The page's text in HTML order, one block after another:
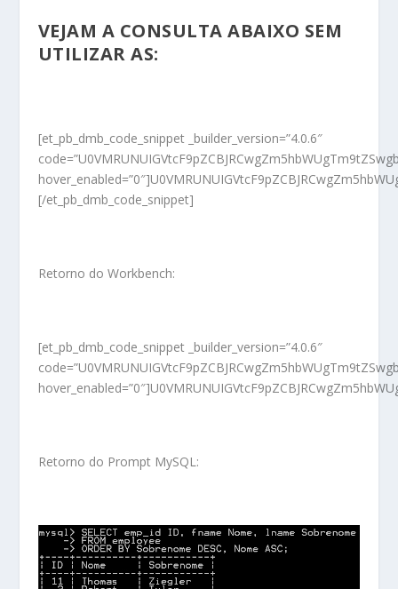
VEJAM A CONSULTA ABAIXO SEM
UTILIZAR AS:
[et_pb_dmb_code_snippet _builder_version=”4.0.6″
[/et_pb_dmb_code_snippet]
Retorno do Workbench:
[et_pb_dmb_code_snippet _builder_version=”4.0.6″
Retorno do Prompt MySQL: